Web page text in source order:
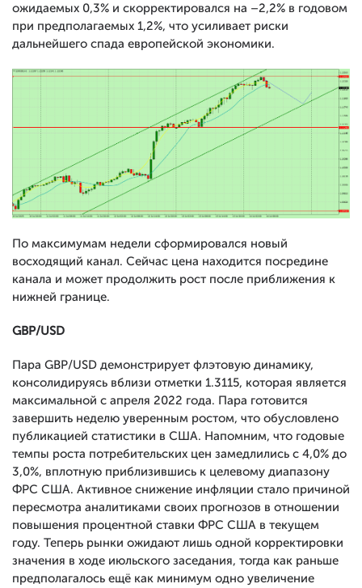
ожидаемых 0,3% и скорректировался на –2,2% в годовом
при предполагаемых 1,2%, что усиливает риски
дальнейшего спада европейской экономики.
По максимумам недели сформировался новый
восходящий канал. Сейчас цена находится посредине
канала и может продолжить рост после приближения к
нижней границе.
GBP/USD
Пара GBP/USD демонстрирует флэтовую динамику,
консолидируясь вблизи отметки 1.3115, которая является
максимальной с апреля 2022 года. Пара готовится
завершить неделю уверенным ростом, что обусловлено
публикацией статистики в США. Напомним, что годовые
темпы роста потребительских цен замедлились с 4,0% до
3,0%, вплотную приблизившись к целевому диапазону
ФРС США. Активное снижение инфляции стало причиной
пересмотра аналитиками своих прогнозов в отношении
повышения процентной ставки ФРС США в текущем
году. Теперь рынки ожидают лишь одной корректировки
значения в ходе июльского заседания, тогда как раньше
предполагалось ещё как минимум одно увеличение